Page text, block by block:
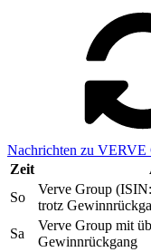
Nachrichten zu
Zeit
So
Verve Group
trotz
Sa
Verve Group mit
Gewinnrückgang